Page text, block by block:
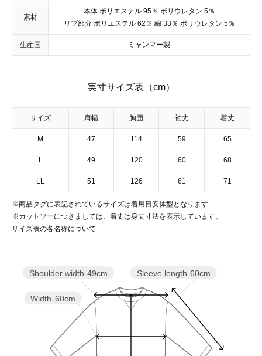
素材
本体 ポリエステル 95％ ポリウレタン 5％
リブ部分 ポリエステル 62％ 綿 33％ ポリウレタン 5％
生産国 ミャンマー製
実寸サイズ表（cm）
サイズ 肩幅 胸囲 袖丈 着丈
M 47 114 59 65
L 49 120 60 68
LL 51 126 61 71
※商品タグに表記されているサイズは着用目安体型となります
※カットソーにつきましては、着丈は身丈寸法を表示しています。
サイズ表の各名称について
Sleeve length 60cm
Width 60cm
Shoulder width 49cm